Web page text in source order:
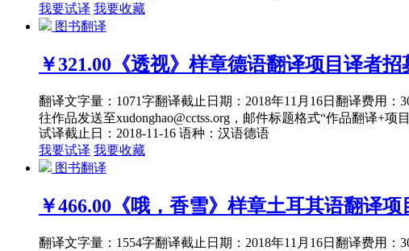
我要试译 我要收藏
图书翻译
￥321.00 《透视》样章德语翻译项目译者招
翻译文字量：1071字翻译截止日期：2018年11月16日翻译费用
往作品发送至xudonghao@cctss.org，邮件标题格式“作品翻译+项
试译截止日：2018-11-16 语种：汉语德语
我要试译 我要收藏
图书翻译
￥466.00 《哦，香雪》样章土耳其语翻译
翻译文字量：1554字翻译截止日期：2018年11月16日翻译费用